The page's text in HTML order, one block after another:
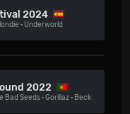
2024
· Underworld
2022
Bad Seeds·Gorillaz· Beck